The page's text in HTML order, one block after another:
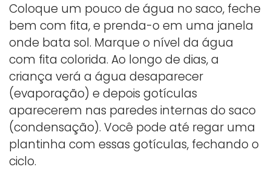
Coloque um pouco de água no saco, feche
bem com fita, e prenda-o em uma janela
onde bata sol. Marque o nível da água
com fita colorida. Ao longo de dias, a
criança verá a água desaparecer
(evaporação) e depois gotículas
aparecerem nas paredes internas do saco
(condensação). Você pode até regar uma
plantinha com essas gotículas, fechando o
ciclo.